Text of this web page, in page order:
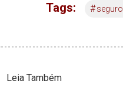
Tags: #
Leia Também